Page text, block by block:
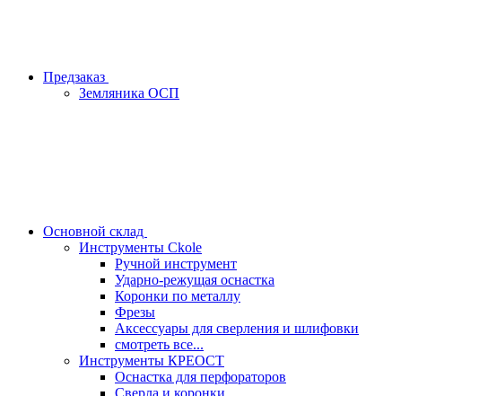
Предзаказ
Земляника ОСП
Основной склад
Инструменты Ckole
Ручной инструмент
Ударно‑режущая оснастка
Коронки по металлу
Фрезы
Аксессуары для сверления и шлифовки
смотреть все...
Инструменты КРЕОСТ
Оснастка для перфораторов
Сверла и коронки